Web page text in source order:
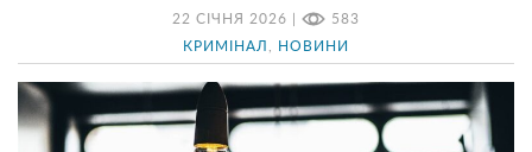
22 СІЧНЯ 2026 | 583
КРИМІНАЛ НОВИНИ